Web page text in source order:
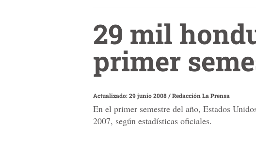
29 mil
primer
Actualizado: 29 junio 2008/Redacción La Prensa
En el primer semestre del año, Estados
2007, según estadísticas oficiales.